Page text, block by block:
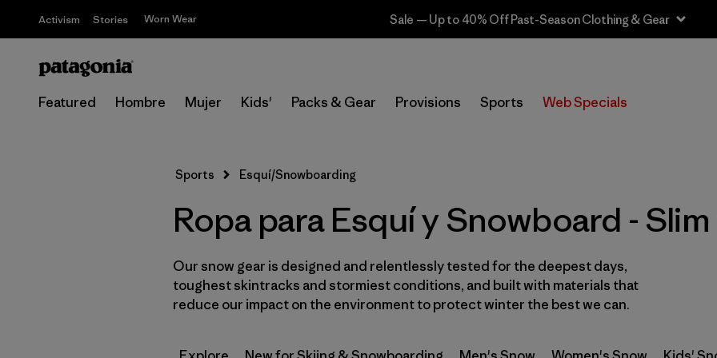
Activism Stories Worn Wear Sale — Up to 40% Off Past-Season Clothing & Gear
Featured Hombre Mujer Kids' Packs & Gear Provisions Sports Web Specials
Selecciona una tienda
Filtrar por
Size
Filtrar por
Fit 1
Filtrar por
Color
Sports Esquí/Snowboarding
Ropa para Esquí y Snowboard -
Our snow gear is designed and relentlessly tested for the deepest days,
toughest skintracks and stormiest conditions, and built with materials that
reduce our impact on the environment to protect winter the best we can.